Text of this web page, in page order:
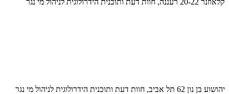
יהושוע בן נון 62 תל אביב, חוות דעת ותוכנית הידרולוגית לניהול מי נגר